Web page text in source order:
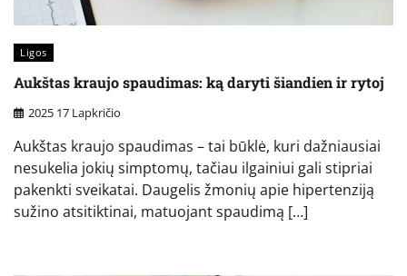
Ligos
Aukštas kraujo spaudimas: ką daryti šiandien ir rytoj
2025 17 Lapkričio
Aukštas kraujo spaudimas – tai būklė, kuri dažniausiai
nesukelia jokių simptomų, tačiau ilgainiui gali stipriai
pakenkti sveikatai. Daugelis žmonių apie hipertenziją
sužino atsitiktinai, matuojant spaudimą […]